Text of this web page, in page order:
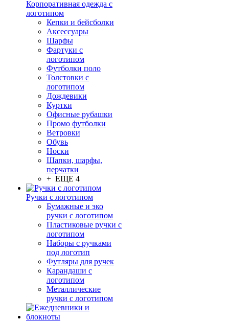
Корпоративная одежда с
логотипом
Кепки и бейсболки
Аксессуары
Шарфы
Фартуки с
логотипом
Футболки поло
Толстовки с
логотипом
Дождевики
Куртки
Офисные рубашки
Промо футболки
Ветровки
Обувь
Носки
Шапки, шарфы,
перчатки
+ ЕЩЕ 4
Ручки с логотипом
Бумажные и эко
ручки с логотипом
Пластиковые ручки с
логотипом
Наборы с ручками
под логотип
Футляры для ручек
Карандаши с
логотипом
Металлические
ручки с логотипом